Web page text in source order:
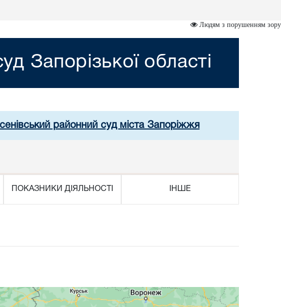
Людям з порушенням зору
Запорізької області
районний суд міста Запоріжжя
ПОКАЗНИКИ ДІЯЛЬНОСТІ ІНШЕ